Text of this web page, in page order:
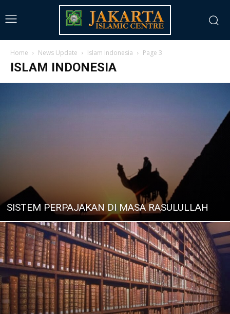
Home News Update Islam Indonesia Page 3
ISLAM INDONESIA
SISTEM PERPAJAKAN DI MASA RASULULLAH